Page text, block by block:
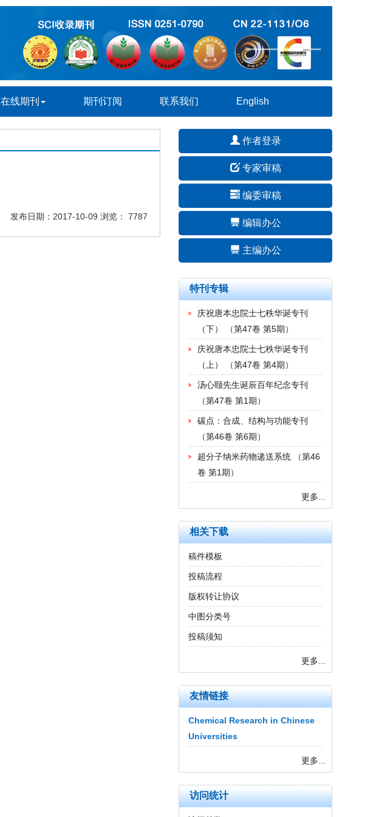
在线期刊 期刊订阅 联系我们 English
发布日期：2017-10-09 浏览： 7787
作者登录
专家审稿
编委审稿
编辑办公
主编办公
特刊专辑
庆祝唐本忠院士七秩华诞专刊
（下）
（第47卷 第5期）
庆祝唐本忠院士七秩华诞专刊
（上）
（第47卷 第4期）
汤心颐先生诞辰百年纪念专刊
（第47卷 第1期）
碳点：合成、结构与功能专刊
（第46卷 第6期）
超分子纳米药物递送系统 （第46
卷 第1期）
更多...
相关下载
稿件模板
投稿流程
版权转让协议
中图分类号
投稿须知
更多...
友情链接
Chemical Research in Chinese
Universities
更多...
访问统计